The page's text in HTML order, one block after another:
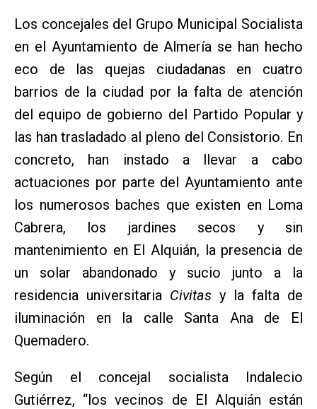
Los concejales del Grupo Municipal Socialista
en el Ayuntamiento de Almería se han hecho
eco de las quejas ciudadanas en cuatro
barrios de la ciudad por la falta de atención
del equipo de gobierno del Partido Popular y
las han trasladado al pleno del Consistorio. En
concreto, han instado a llevar a cabo
actuaciones por parte del Ayuntamiento ante
los numerosos baches que existen en Loma
Cabrera, los jardines secos y sin
mantenimiento en El Alquián, la presencia de
un solar abandonado y sucio junto a la
residencia universitaria Civitas y la falta de
iluminación en la calle Santa Ana de El
Quemadero.
Según el concejal socialista Indalecio
Gutiérrez, “los vecinos de El Alquián están